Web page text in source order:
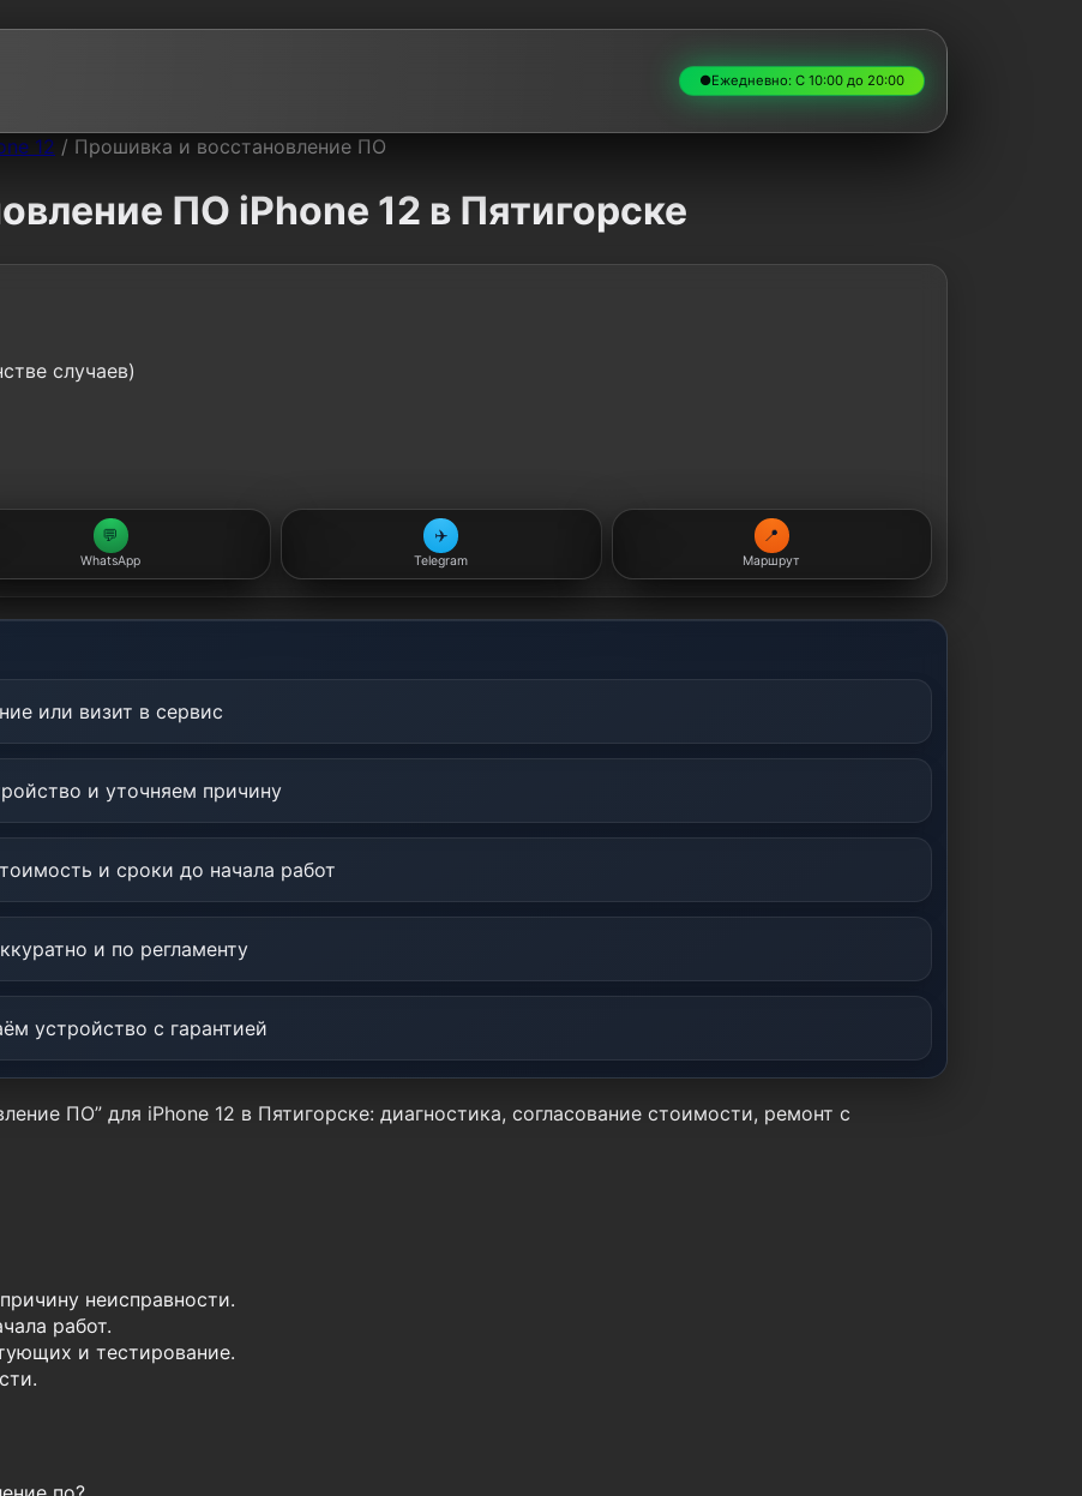
●Ежедневно: С 10:00 до 20:00
12 / Прошивка и восстановление ПО
ПО iPhone 12 в Пятигорске
случаев)
💬
WhatsApp
✈️
Telegram
📍
Маршрут
или визит в сервис
и уточняем причину
и сроки до начала работ
и по регламенту
устройство с гарантией
ПО” для iPhone 12 в Пятигорске: диагностика, согласование стоимости, ремонт с
неисправности.
работ.
и тестирование.